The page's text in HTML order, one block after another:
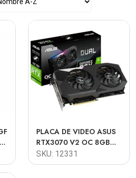
PLACA DE VIDEO ASUS
RTX3070 V2 OC 8GB
LHR 2X OPEN BOX
SKU: 12331